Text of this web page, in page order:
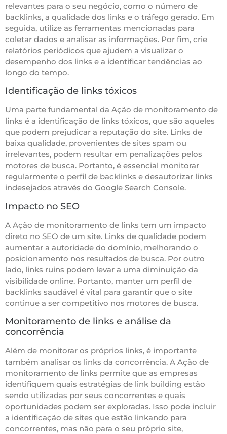
relevantes para o seu negócio, como o número de
backlinks, a qualidade dos links e o tráfego gerado. Em
seguida, utilize as ferramentas mencionadas para
coletar dados e analisar as informações. Por fim, crie
relatórios periódicos que ajudem a visualizar o
desempenho dos links e a identificar tendências ao
longo do tempo.
Identificação de links tóxicos
Uma parte fundamental da Ação de monitoramento de
links é a identificação de links tóxicos, que são aqueles
que podem prejudicar a reputação do site. Links de
baixa qualidade, provenientes de sites spam ou
irrelevantes, podem resultar em penalizações pelos
motores de busca. Portanto, é essencial monitorar
regularmente o perfil de backlinks e desautorizar links
indesejados através do Google Search Console.
Impacto no SEO
A Ação de monitoramento de links tem um impacto
direto no SEO de um site. Links de qualidade podem
aumentar a autoridade do domínio, melhorando o
posicionamento nos resultados de busca. Por outro
lado, links ruins podem levar a uma diminuição da
visibilidade online. Portanto, manter um perfil de
backlinks saudável é vital para garantir que o site
continue a ser competitivo nos motores de busca.
Monitoramento de links e análise da
concorrência
Além de monitorar os próprios links, é importante
também analisar os links da concorrência. A Ação de
monitoramento de links permite que as empresas
identifiquem quais estratégias de link building estão
sendo utilizadas por seus concorrentes e quais
oportunidades podem ser exploradas. Isso pode incluir
a identificação de sites que estão linkando para
concorrentes, mas não para o seu próprio site,